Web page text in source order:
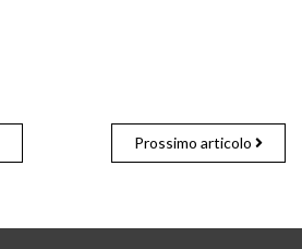
Prossimo articolo